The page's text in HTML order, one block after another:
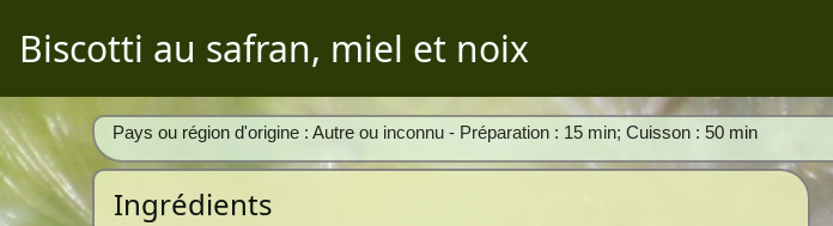
Biscotti au safran, miel et noix
Pays ou région d'origine : Autre ou inconnu - Préparation : 15 min; Cuisson : 50 min
Ingrédients